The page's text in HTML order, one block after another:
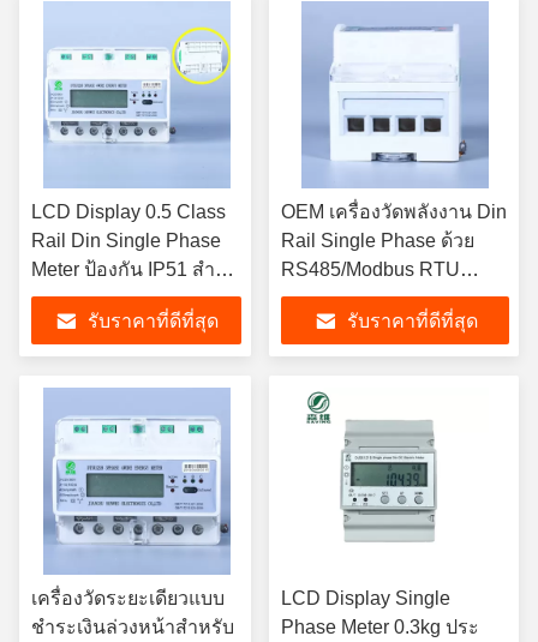
LCD Display 0.5 Class
Rail Din Single Phase
Meter ป้องกัน IP51 สําห
รับการใช้งานใน
อุตสาหกรรมรับราคาที่ดีที่สุด
OEM เครื่องวัดพลังงาน Din
Rail Single Phase ด้วย
RS485/Modbus RTU
Communication Interface
การใช้พลังงาน ≤2W
รับราคาที่ดีที่สุด
เครื่องวัดระยะเดียวแบบ
ชําระเงินล่วงหน้าสําหรับ
LCD Display Single
Phase Meter 0.3kg ประ